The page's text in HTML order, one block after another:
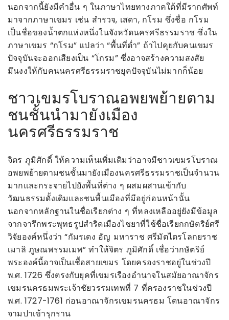
นอกจากนี้ยังมีคำอื่น ๆ ในภาษาไทยทางภาคใต้ที่มีรากศัพท์
มาจากภาษาเขมร เช่น สำรวจ, เสดา, กโรม ซึ่งชื่อ กโรม
เป็นชื่อของน้ำตกแห่งหนึ่งในจังหวัดนครศรีธรรมราช ซึ่งใน
ภาษาเขมร “กโรม” แปลว่า “พื้นที่ต่ำ” ถ้าไปคุยกับคนเขมร
ปัจจุบันจะออกเสียงเป็น “โกรม” ซึ่งอาจสร้างความสงสัย
มึนงงให้กับคนนครศรีธรรมราชยุคปัจจุบันไม่มากก็น้อย
ชาวเขมรโบราณอพยพย้ายตาม
ชนชั้นนำมายังเมือง
นครศรีธรรมราช
จิตร ภูมิศักดิ์ ให้ความเห็นเพิ่มเติมว่าอาจมีชาวเขมรโบราณ
อพยพย้ายตามชนชั้นมายังเมืองนครศรีธรรมราชเป็นจำนวน
มากและกระจายไปยังพื้นที่ต่าง ๆ ผสมผสานเข้ากับ
วัฒนธรรมดั้งเดิมและชนพื้นเมืองที่มีอยู่ก่อนหน้านั้น
นอกจากหลักฐานในชื่อเรียกต่าง ๆ ที่หลงเหลืออยู่ยังมีข้อมูล
จากจารึกพระพุทธรูปสำริดเมืองไชยาที่ใช้ชื่อเรียกกษัตริย์ศรี
วิจัยองค์หนึ่งว่า “กัมรเดง อัญ มหาราช ศรีมัตไตรโลกยราช
เมาลิ ภูษณพรรมเมพ” ทำให้จิตร ภูมิศักดิ์ เชื่อว่ากษัตริย์
พระองค์นี้อาจเป็นเชื้อสายเขมร โดยครองราชอยู่ในช่วงปี
พ.ศ. 1726 ซึ่งตรงกับยุคที่เขมรเรืองอำนาจในสมัยอาณาจักร
เขมรนครธมพระเจ้าชัยวรรมเทพที่ 7 ที่ครองราชในช่วงปี
พ.ศ. 1727-1761 ก่อนอาณาจักรเขมรนครธม โดนอาณาจักร
จามปาเข้ารุกราน